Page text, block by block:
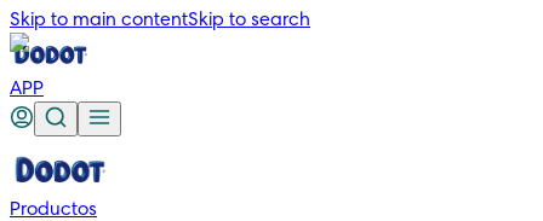
Skip to main contentSkip to search
APP
Productos